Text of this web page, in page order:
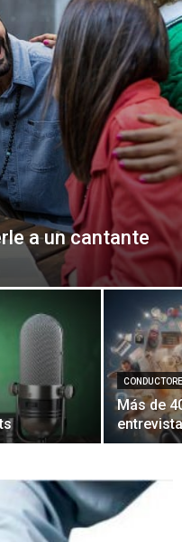
a un cantante
Más de